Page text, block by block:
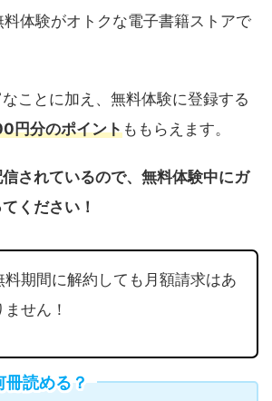
体験がオトクな電子書籍ストアで
ことに加え、無料体験に登録する
円分のポイントももらえます。
信されているので、無料体験中にガ
ください！
料期間に解約しても月額請求はあ
ません！
冊読める？